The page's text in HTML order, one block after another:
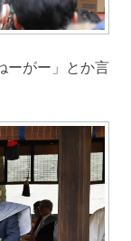
ーがー」とか言